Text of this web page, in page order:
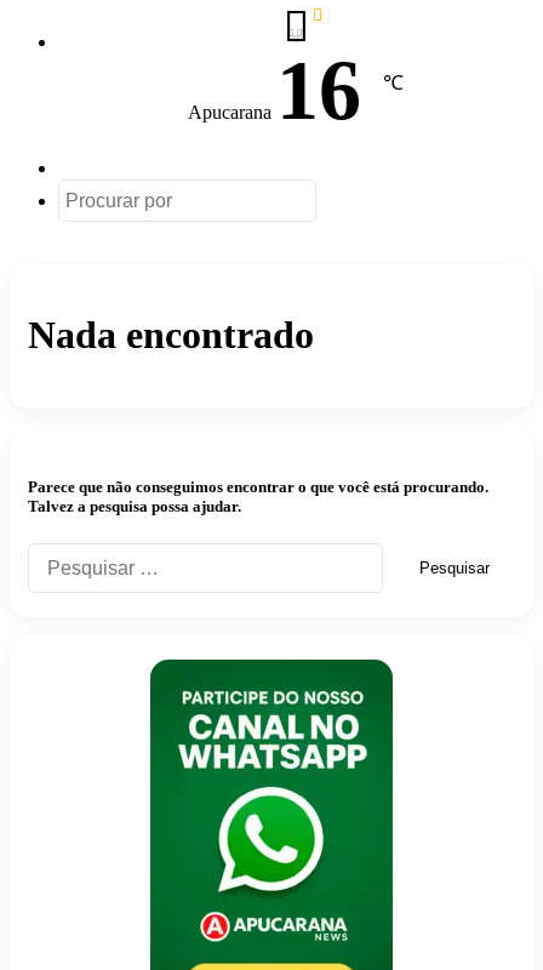
Apucarana 16 ℃
aleatório
Nada encontrado
Parece que não conseguimos encontrar o que você está procurando.
Talvez a pesquisa possa ajudar.
Pesquisar